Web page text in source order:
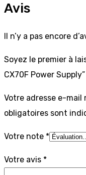
Avis
Il n’y a pas encore
Soyez le premier à
CX70F Power Supply”
Votre adresse e-mail
obligatoires sont
Votre note *
Votre avis *